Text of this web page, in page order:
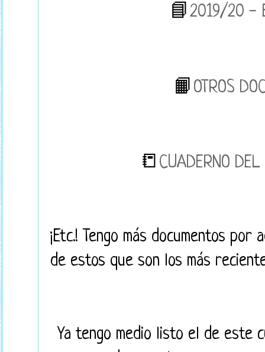
📘2019/20 -
📙 OTROS
📒 CUADERNO
¡Etc.! Tengo más documentos
de estos que son los más
Ya tengo medio listo el de este